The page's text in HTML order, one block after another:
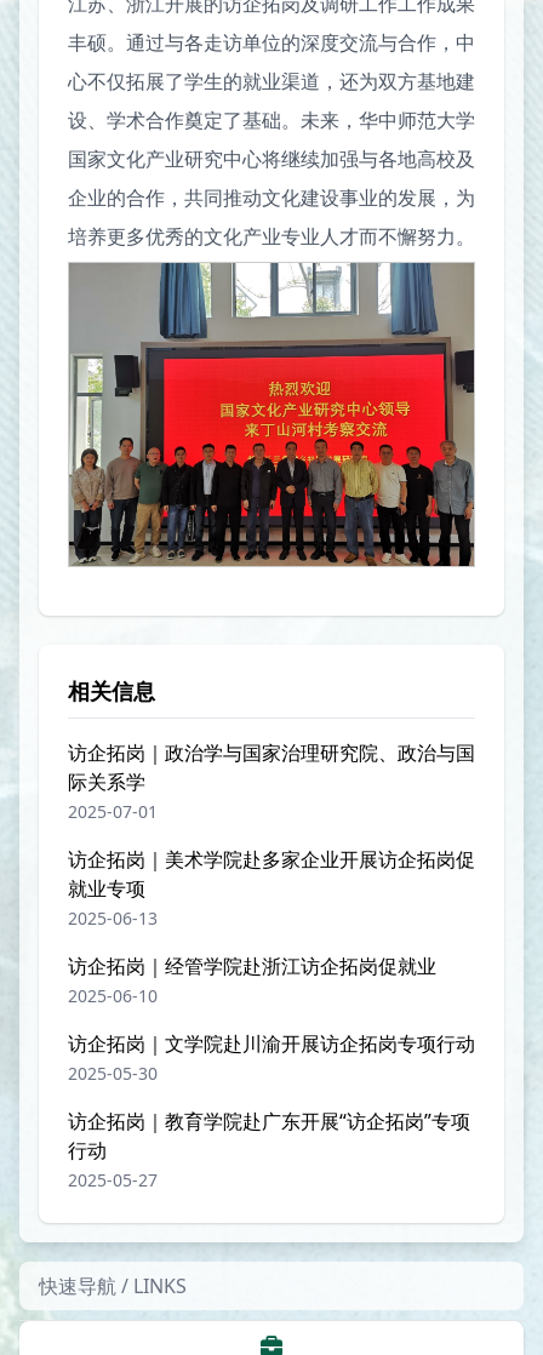
丰硕。通过与各走访单位的深度交流与合作，中
心不仅拓展了学生的就业渠道，还为双方基地建
设、学术合作奠定了基础。未来，华中师范大学
国家文化产业研究中心将继续加强与各地高校及
企业的合作，共同推动文化建设事业的发展，为
培养更多优秀的文化产业专业人才而不懈努力。
相关信息
访企拓岗｜​政治学与国家治理研究院、政治与国
际关系学
2025-07-01
访企拓岗｜​美术学院赴多家企业开展访企拓岗促
就业专项
2025-06-13
访企拓岗｜经管学院赴浙江访企拓岗促就业
2025-06-10
访企拓岗｜文学院赴川渝开展访企拓岗专项行动
2025-05-30
访企拓岗｜教育学院赴广东开展“访企拓岗”专项
行动
2025-05-27
快速导航 / LINKS